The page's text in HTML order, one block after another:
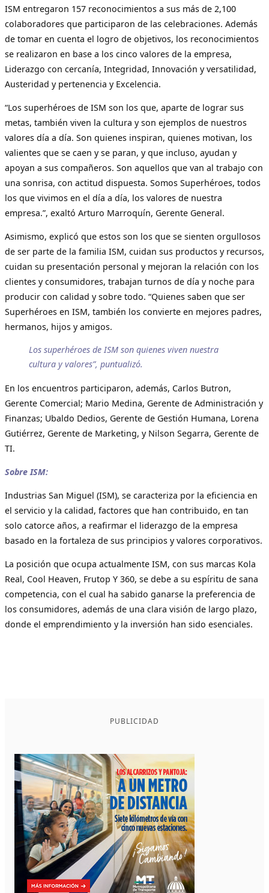
ISM entregaron 157 reconocimientos a sus más de 2,100
colaboradores que participaron de las celebraciones. Además
de tomar en cuenta el logro de objetivos, los reconocimientos
se realizaron en base a los cinco valores de la empresa,
Liderazgo con cercanía, Integridad, Innovación y versatilidad,
Austeridad y pertenencia y Excelencia.
“Los superhéroes de ISM son los que, aparte de lograr sus
metas, también viven la cultura y son ejemplos de nuestros
valores día a día. Son quienes inspiran, quienes motivan, los
valientes que se caen y se paran, y que incluso, ayudan y
apoyan a sus compañeros. Son aquellos que van al trabajo con
una sonrisa, con actitud dispuesta. Somos Superhéroes, todos
los que vivimos en el día a día, los valores de nuestra
empresa.”, exaltó Arturo Marroquín, Gerente General.
Asimismo, explicó que estos son los que se sienten orgullosos
de ser parte de la familia ISM, cuidan sus productos y recursos,
cuidan su presentación personal y mejoran la relación con los
clientes y consumidores, trabajan turnos de día y noche para
producir con calidad y sobre todo. “Quienes saben que ser
Superhéroes en ISM, también los convierte en mejores padres,
hermanos, hijos y amigos.
Los superhéroes de ISM son quienes viven nuestra
cultura y valores”, puntualizó.
En los encuentros participaron, además, Carlos Butron,
Gerente Comercial; Mario Medina, Gerente de Administración y
Finanzas; Ubaldo Dedios, Gerente de Gestión Humana, Lorena
Gutiérrez, Gerente de Marketing, y Nilson Segarra, Gerente de
TI.
Sobre ISM:
Industrias San Miguel (ISM), se caracteriza por la eficiencia en
el servicio y la calidad, factores que han contribuido, en tan
solo catorce años, a reafirmar el liderazgo de la empresa
basado en la fortaleza de sus principios y valores corporativos.
La posición que ocupa actualmente ISM, con sus marcas Kola
Real, Cool Heaven, Frutop Y 360, se debe a su espíritu de sana
competencia, con el cual ha sabido ganarse la preferencia de
los consumidores, además de una clara visión de largo plazo,
donde el emprendimiento y la inversión han sido esenciales.
PUBLICIDAD